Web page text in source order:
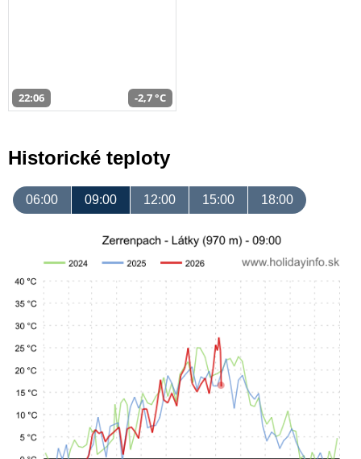
22:06 -2,7 °C
Historické teploty
06:00 09:00 12:00 15:00 18:00